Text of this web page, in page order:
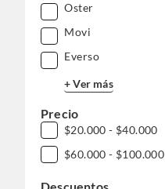
Oster
Movi
Everso
+ Ver más
Precio
$20.000 - $40.000
$60.000 - $100.000